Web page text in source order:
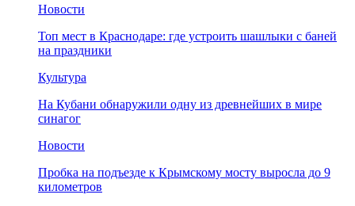
Новости
Топ мест в Краснодаре: где устроить шашлыки с баней
на праздники
Культура
На Кубани обнаружили одну из древнейших в мире
синагог
Новости
Пробка на подъезде к Крымскому мосту выросла до 9
километров